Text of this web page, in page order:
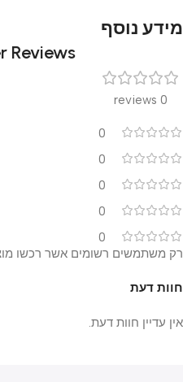
מידע נוסף
Reviews
0 reviews
0
0
0
0
0
חוות דעת
אין עדיין חוות דעת.
רק משתמשים רשומים אשר רכשו